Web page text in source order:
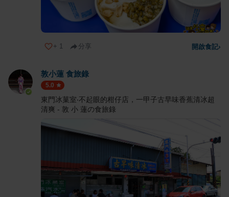
+ 1 分享 開啟食記›
敦小蓮 食旅錄
5.0
東門冰菓室‧不起眼的柑仔店，一甲子古早味香蕉清冰超
清爽 - 敦 小 蓮の食旅錄